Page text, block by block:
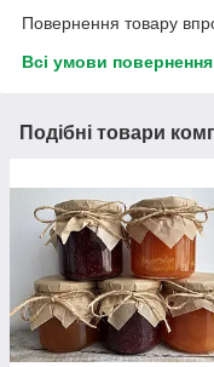
Повернення товару
Всі умови повернення
Подібні товари